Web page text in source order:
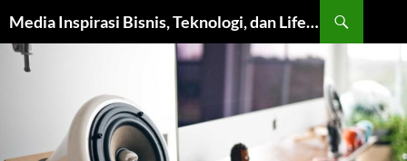
ke
isi
Media Inspirasi Bisnis, Teknologi, dan Lifestyle Modern